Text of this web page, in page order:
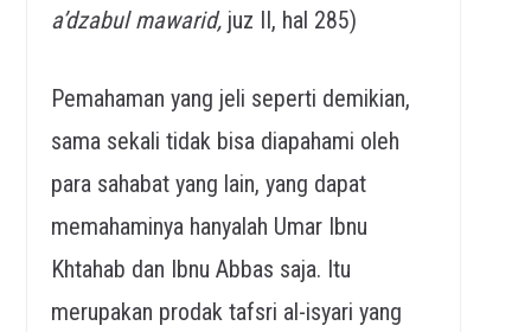
a’dzabul mawarid,juz II, hal 285)
Pemahaman yang jeli seperti demikian,
sama sekali tidak bisa diapahami oleh
para sahabat yang lain, yang dapat
memahaminya hanyalah Umar Ibnu
Khtahab dan Ibnu Abbas saja. Itu
merupakan prodak tafsri al-isyari yang